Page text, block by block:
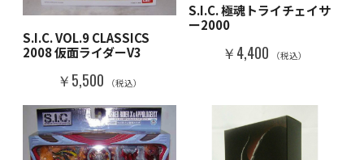
S.I.C. VOL.9 CLASSICS
2008 仮面ライダーV3
￥5,500 （税込）
S.I.C. 極魂トライチェイサ
ー2000
￥4,400 （税込）